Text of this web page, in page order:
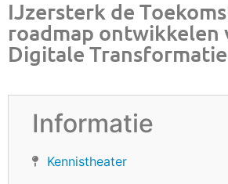
IJzersterk de
roadmap ontwikkelen
Digitale Transformatie
Informatie
Kennistheater